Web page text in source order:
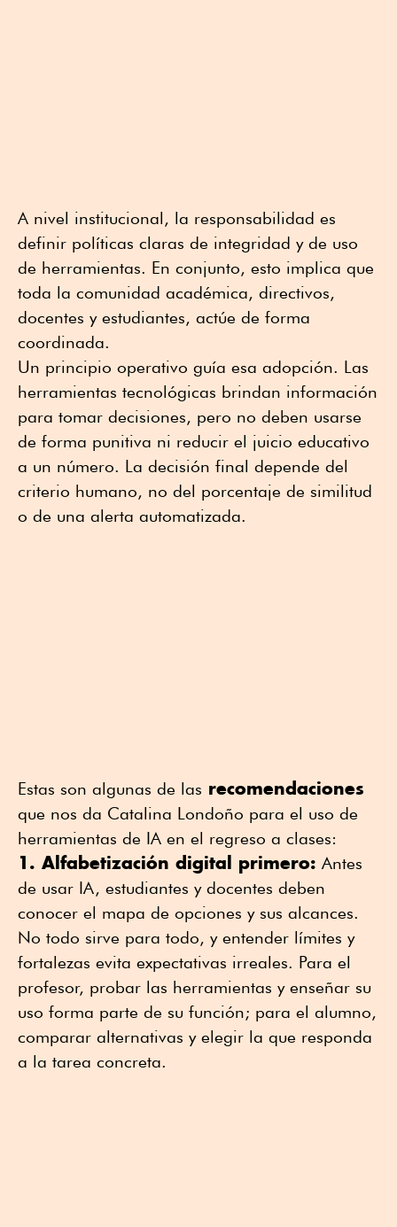
A nivel institucional, la responsabilidad es
definir políticas claras de integridad y de uso
de herramientas. En conjunto, esto implica que
toda la comunidad académica, directivos,
docentes y estudiantes, actúe de forma
coordinada.
Un principio operativo guía esa adopción. Las
herramientas tecnológicas brindan información
para tomar decisiones, pero no deben usarse
de forma punitiva ni reducir el juicio educativo
a un número. La decisión final depende del
criterio humano, no del porcentaje de similitud
o de una alerta automatizada.
Estas son algunas de las recomendaciones
que nos da Catalina Londoño para el uso de
herramientas de IA en el regreso a clases:
1. Alfabetización digital primero: Antes
de usar IA, estudiantes y docentes deben
conocer el mapa de opciones y sus alcances.
No todo sirve para todo, y entender límites y
fortalezas evita expectativas irreales. Para el
profesor, probar las herramientas y enseñar su
uso forma parte de su función; para el alumno,
comparar alternativas y elegir la que responda
a la tarea concreta.